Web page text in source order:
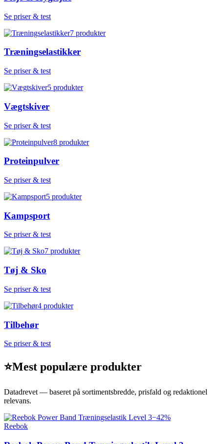
Se priser & test
7 produkter
Træningselastikker
Se priser & test
5 produkter
Vægtskiver
Se priser & test
8 produkter
Proteinpulver
Se priser & test
5 produkter
Kampsport
Se priser & test
7 produkter
Tøj & Sko
Se priser & test
4 produkter
Tilbehør
Se priser & test
⭐Mest populære produkter
Datadrevet — baseret på sortimentsbredde, prisfald og redaktionel
relevans.
−42%
Reebok